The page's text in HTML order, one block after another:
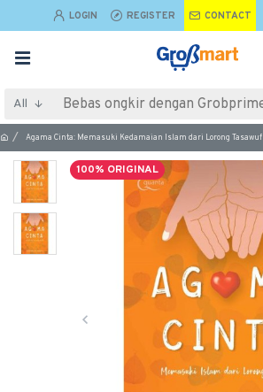
LOGIN REGISTER CONTACT
All
Agama Cinta: Memasuki Kedamaian Islam dari Lorong Tasawuf
100% ORIGINAL